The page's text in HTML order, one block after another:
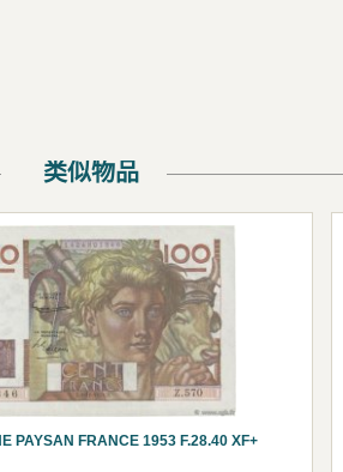
类似物品
PAYSAN FRANCE 1953 F.28.40 XF+